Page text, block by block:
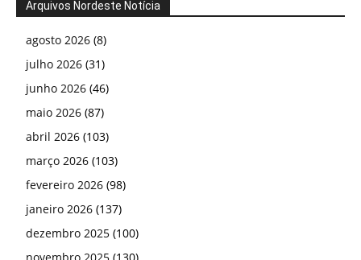
janeiro 2026(137)
dezembro 2025
novembro 2025
outubro 2025(113)
setembro 2025
agosto 2025 (81)
julho 2025(90)
junho 2025(85)
maio 2025(95)
abril 2025
(103)
março 2025(112)